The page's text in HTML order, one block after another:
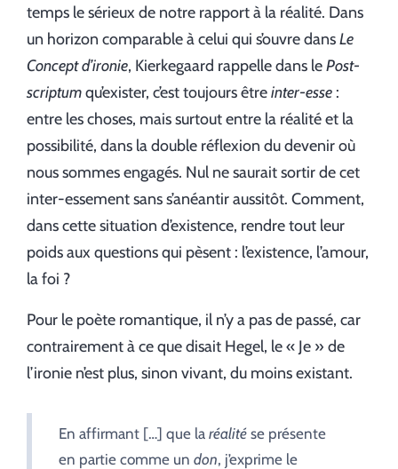
temps le sérieux de notre rapport à la réalité. Dans
un horizon comparable à celui qui s’ouvre dansLe
Concept d’ironie, Kierkegaard rappelle dans lePost-
scriptumqu’exister, c’est toujours êtreinter-esse :
entre les choses, mais surtout entre la réalité et la
possibilité, dans la double réflexion du devenir où
nous sommes engagés. Nul ne saurait sortir de cet
inter-essement sans s’anéantir aussitôt. Comment,
dans cette situation d’existence, rendre tout leur
poids aux questions qui pèsent : l’existence, l’amour,
la foi ?
Pour le poète romantique, il n’y a pas de passé, car
contrairement à ce que disait Hegel, le « Je » de
l’ironie n’est plus, sinon vivant, du moins existant.
En affirmant […] que laréalitése présente
en partie comme un don, j’exprime le